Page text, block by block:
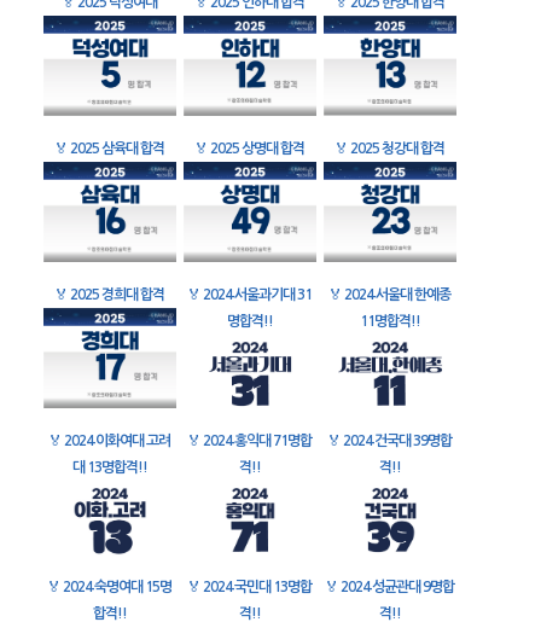
🏅 2025 삼육대 합격 🏅 2025 상명대 합격 🏅 2025 청강대 합격
🏅 2025 경희대 합격 🏅 2024 서울과기대 31
명합격!!
🏅 2024 서울대 한예종
11명합격!!
🏅 2024 이화여대 고려
대 13명합격!!
🏅 2024 홍익대 71명합
격!!
🏅 2024 건국대 39명합
격!!
🏅 2024 숙명여대 15명
합격!!
🏅 2024 국민대 13명합
격!!
🏅 2024 성균관대 9명합
격!!